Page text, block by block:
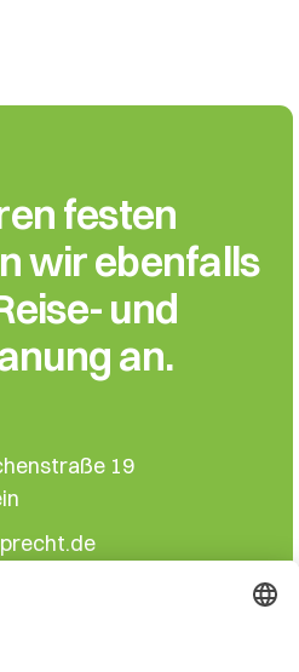
festen
wir ebenfalls
und
an.
19